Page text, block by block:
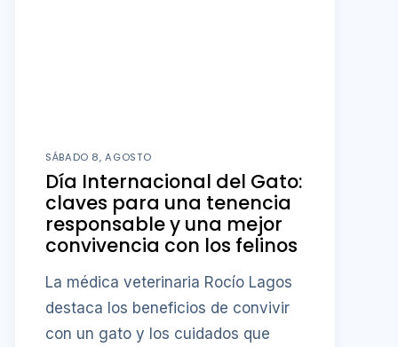
SÁBADO 8, AGOSTO
Día Internacional del Gato:
claves para una tenencia
responsable y una mejor
convivencia con los felinos
La médica veterinaria Rocío Lagos
destaca los beneficios de convivir
con un gato y los cuidados que